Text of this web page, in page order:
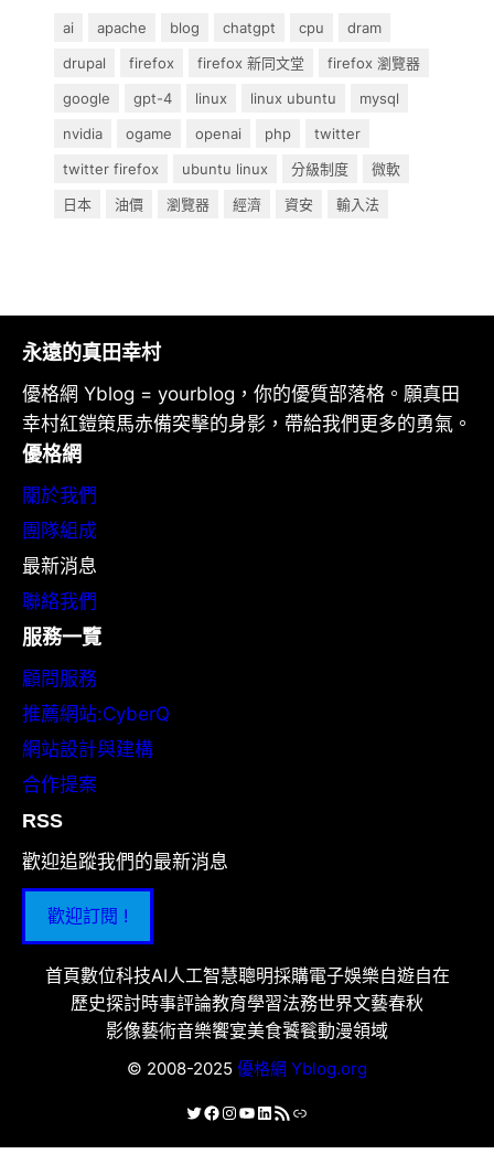
ai apache blog chatgpt cpu
dram
drupal
firefox firefox 新同文堂
firefox 瀏覽器
google
gpt-4 linux linux ubuntu
mysql
nvidia
ogame openai php
twitter
twitter firefox
ubuntu linux 分級制度
微軟
日本
油價 瀏覽器 經濟 資安 輸入法
永遠的真田幸村
優格網 Yblog = yourblog，你的優質部落格。願真田
幸村紅鎧策馬赤備突擊的身影，帶給我們更多的勇氣。
優格網
關於我們
團隊組成
最新消息
聯絡我們
服務一覽
顧問服務
推薦網站:CyberQ
網站設計與建構
合作提案
RSS
歡迎追蹤我們的最新消息
歡迎訂閱 !
首頁數位科技AI人工智慧聰明採購電子娛樂自遊自在
歷史探討時事評論教育學習法務世界文藝春秋
影像藝術音樂饗宴美食饕餮動漫領域
© 2008-2025 優格網 Yblog.org
X Facebook
Instagram
YouTube
LinkedIn
RSS 資訊提供連結